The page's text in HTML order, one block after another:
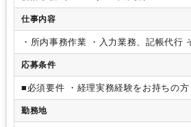
仕事内容
・所内事務作業 ・入力業務、記帳代行
経験がある方も大歓迎です。 ※クライ
担当しますので、巡回等はございません
ど）
・chatwork など
応募条件
■必須要件 ・経理実務経験をお持ちの方
のない方（チャットツールなどを使用
日商簿記2級をお持ちの方
勤務地